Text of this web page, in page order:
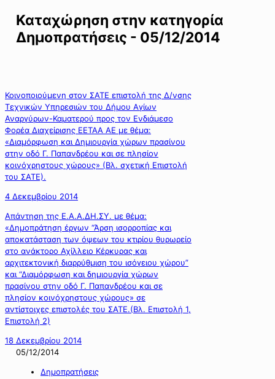
Καταχώρηση στην κατηγορία
Δημοπρατήσεις - 05/12/2014
Κοινοποιούμενη στον ΣΑΤΕ επιστολή της Δ/νσης
Τεχνικών Υπηρεσιών του Δήμου Αγίων
Αναργύρων-Καματερού προς τον Ενδιάμεσο
Φορέα Διαχείρισης ΕΕΤΑΑ ΑΕ με θέμα:
«Διαμόρφωση και Δημιουργία χώρων πρασίνου
στην οδό Γ. Παπανδρέου και σε πλησίον
κοινόχρηστους χώρους» (Βλ. σχετική Επιστολή
του ΣΑΤΕ).
4 Δεκεμβρίου 2014
Απάντηση της Ε.Α.Α.ΔΗ.ΣΥ. με θέμα:
«Δημοπράτηση έργων “Άρση ισορροπίας και
αποκατάσταση των όψεων του κτιρίου θυρωρείο
στο ανάκτορο Αχίλλειο Κέρκυρας και
αρχιτεκτονική διαρρύθμιση του ισόγειου χώρου”
και “Διαμόρφωση και δημιουργία χώρων
πρασίνου στην οδό Γ. Παπανδρέου και σε
πλησίον κοινόχρηστους χώρους» σε
αντίστοιχες επιστολές του ΣΑΤΕ.(Βλ. Επιστολή 1,
Επιστολή 2)
18 Δεκεμβρίου 2014
05/12/2014
Δημοπρατήσεις